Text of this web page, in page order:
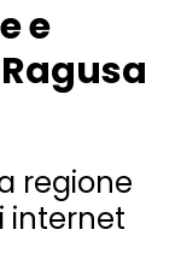
e
regione
internet